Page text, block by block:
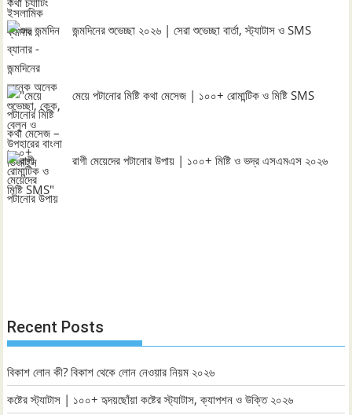
জন্মদিনের শুভেচ্ছা ২০২৬ | সেরা শুভেচ্ছা বার্তা, স্ট্যাটাস ও SMS
মেয়ে পটানোর মিষ্টি কথা মেসেজ | ১০০+ রোমান্টিক ও মিষ্টি SMS
রাগী মেয়েদের পটানোর উপায় | ১০০+ মিষ্টি ও ভদ্র এসএমএস ২০২৬
Recent Posts
বিকাশ লোন কী? বিকাশ থেকে লোন নেওয়ার নিয়ম ২০২৬
কষ্টের স্ট্যাটাস | ১০০+ হৃদয়ছোঁয়া কষ্টের স্ট্যাটাস, ক্যাপশন ও উক্তি ২০২৬